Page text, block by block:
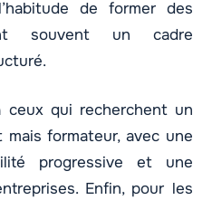
de former des
souvent un cadre
ceux qui recherchent un
formateur, avec une
progressive et une
Enfin, pour les